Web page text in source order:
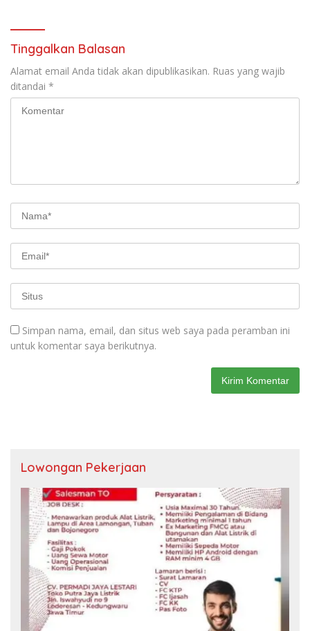
Tinggalkan Balasan
Alamat email Anda tidak akan dipublikasikan. Ruas yang wajib
ditandai *
Simpan nama, email, dan situs web saya pada peramban ini
untuk komentar saya berikutnya.
Lowongan Pekerjaan